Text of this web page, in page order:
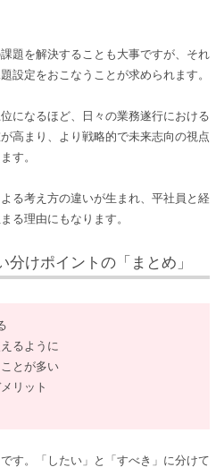
題を解決することも大事ですが、それ
設定をおこなうことが求められます。
になるほど、日々の業務遂行における
高まり、より戦略的で未来志向の視点
す。
る考え方の違いが生まれ、平社員と経
る理由にもなります。
分けポイントの「まとめ」
るように
とが多い
リット
す。「したい」と「すべき」に分けて